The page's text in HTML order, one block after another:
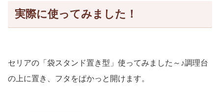
実際に使ってみました！
セリアの「袋スタンド置き型」使ってみました～♪調理台
の上に置き、フタをぱかっと開けます。